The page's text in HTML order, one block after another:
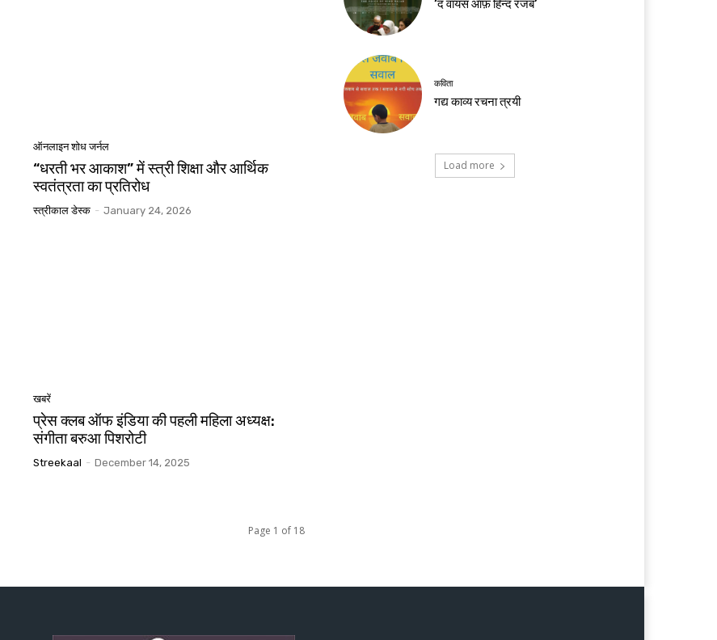
ऑनलाइन शोध जर्नल
“धरती भर आकाश” में स्त्री शिक्षा और आर्थिक
स्वतंत्रता का प्रतिरोध
स्त्रीकाल डेस्क - January 24, 2026
खबरें
प्रेस क्लब ऑफ इंडिया की पहली महिला अध्यक्ष:
संगीता बरुआ पिशरोटी
Streekaal - December 14, 2025
Page 1 of 18
‘द वायस ऑफ़ हिन्द रजब’
कविता
गद्य काव्य रचना त्रयी
Load more